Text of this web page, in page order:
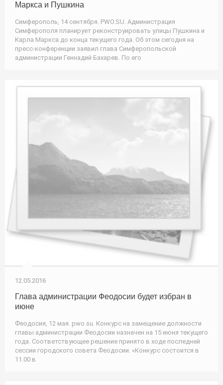
Маркса и Пушкина
Симферополь, 14 сентября. PWO.SU. Администрация
Симферополя планирует реконструировать улицы Пушкина и
Карла Маркса до конца текущего года. Об этом сегодня на
пресс-конференции заявил глава Симферопольской
администрации Геннадий Бахарев. По его
12.05.2016
Глава администрации Феодосии будет избран в
июне
Феодосия, 12 мая. pwo.su. Конкурс на замещение должности
главы администрации Феодосии назначен на 15 июня текущего
года. Соответствующее решение принято в ходе последней
сессии городского совета Феодосии. «Конкурс состоится в
11.00 в